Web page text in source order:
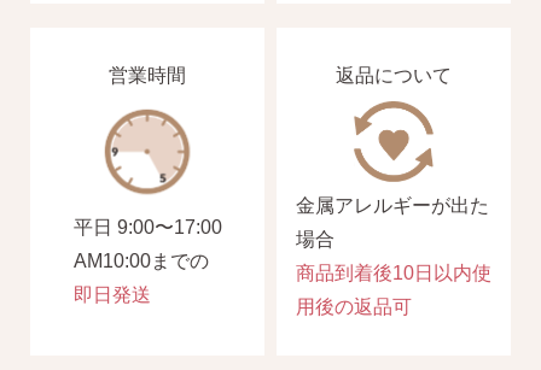
営業時間
平日 9:00〜17:00
AM10:00までの
即日発送
返品について
金属アレルギーが出た
場合
商品到着後10日以内使
用後の返品可